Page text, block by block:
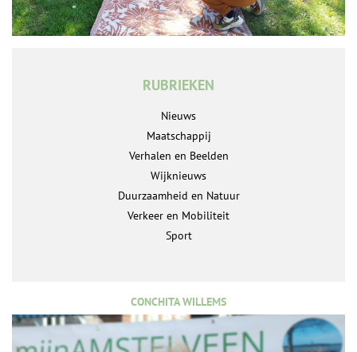
RUBRIEKEN
Nieuws
Maatschappij
Verhalen en Beelden
Wijknieuws
Duurzaamheid en Natuur
Verkeer en Mobiliteit
Sport
CONCHITA WILLEMS